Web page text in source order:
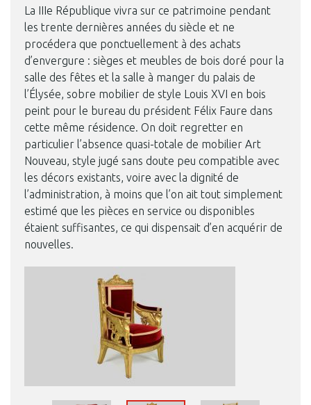
La IIIe République vivra sur ce patrimoine pendant
les trente dernières années du siècle et ne
procédera que ponctuellement à des achats
d’envergure : sièges et meubles de bois doré pour la
salle des fêtes et la salle à manger du palais de
l’Élysée, sobre mobilier de style Louis XVI en bois
peint pour le bureau du président Félix Faure dans
cette même résidence. On doit regretter en
particulier l’absence quasi-totale de mobilier Art
Nouveau, style jugé sans doute peu compatible avec
les décors existants, voire avec la dignité de
l’administration, à moins que l’on ait tout simplement
estimé que les pièces en service ou disponibles
étaient suffisantes, ce qui dispensait d’en acquérir de
nouvelles.